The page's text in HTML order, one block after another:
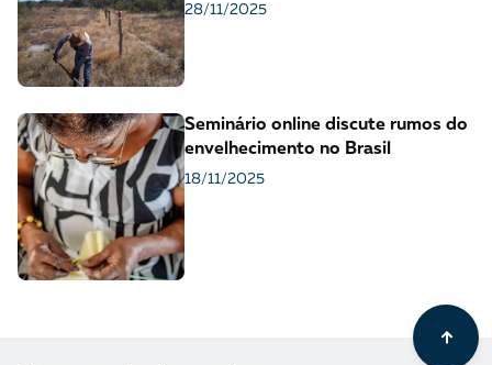
28/11/2025
Seminário online discute rumos do
envelhecimento no Brasil
18/11/2025